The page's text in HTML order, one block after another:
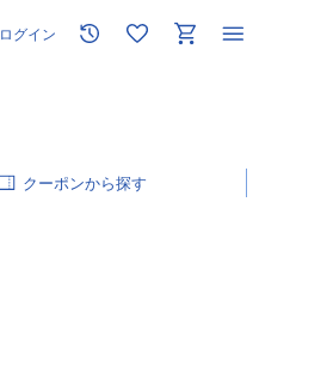
ログイン
クーポン